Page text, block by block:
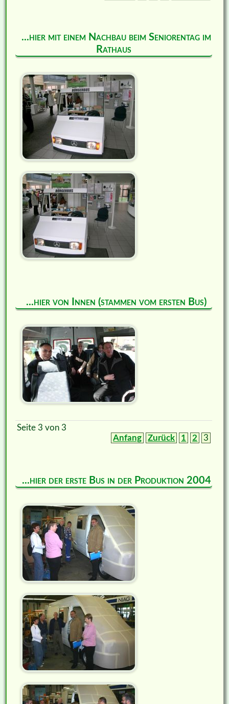
...hier mit einem Nachbau beim Seniorentag im
Rathaus
...hier von Innen (stammen vom ersten Bus)
Seite 3 von 3
Anfang
Zurück 1 2 3
...hier der erste Bus in der Produktion 2004